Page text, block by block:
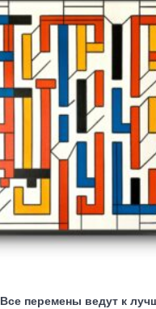
Все перемены ведут к